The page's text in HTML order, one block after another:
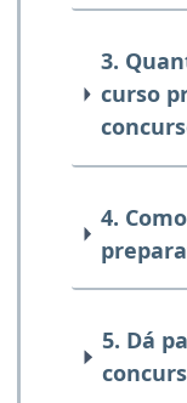
3.
curso
4.
5. Dá